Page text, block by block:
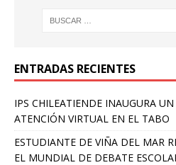
ENTRADAS RECIENTES
IPS CHILEATIENDE INAUGURA
ATENCIÓN VIRTUAL EN EL TABO
ESTUDIANTE DE VIÑA DEL MAR
EL MUNDIAL DE DEBATE